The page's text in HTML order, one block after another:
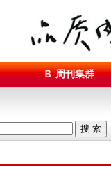
Ｂ 周刊集群
搜 索